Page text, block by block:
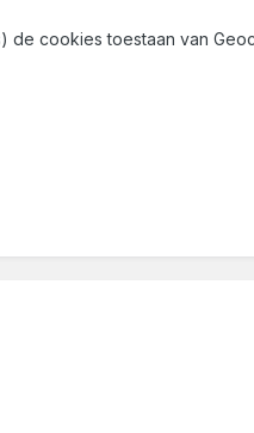
cookies toestaan van